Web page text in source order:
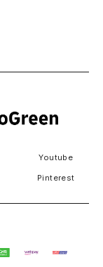
Youtube
Pinterest